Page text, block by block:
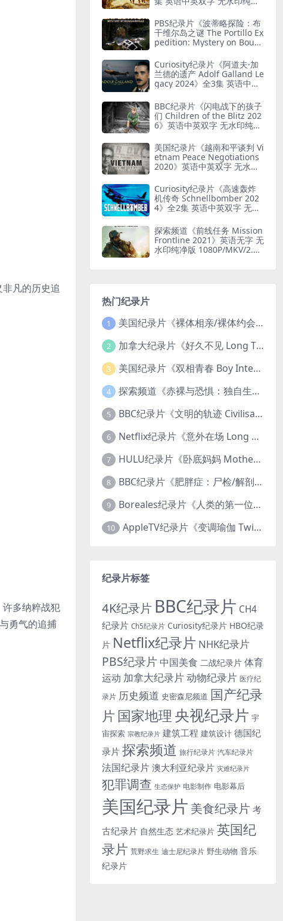
凡的历史追
多纳粹战犯
勇气的追捕
人机
PBS纪录片《波蒂略探险：布
干维尔岛之谜 The Portillo Ex
pedition: Mystery on Boug
中英双字 无水印纯净版 1080
P/MKV/5.18G 山本五十六死
因
Curiosity纪录片《阿道夫·加
兰德的遗产 Adolf Galland Le
gacy 2024》全3集 英语中英
KV/5.14G 王牌飞行员
BBC纪录片《闪电战下的孩子
们 Children of the Blitz 202
6》英语中英双字 无水印纯净
的儿童
美国纪录片《越南和平谈判 Vi
etnam Peace Negotiations
2020》英语中英双字 无水印
南和平协议
Curiosity纪录片《高速轰炸
机传奇 Schnellbomber 202
4》全2集 英语中英双字 无水
闪电轰炸机
探索频道《前线任务 Mission
Frontline 2021》英语无字 无
水印纯净版 1080P/MKV/2.51
热门纪录片
1 美国纪录片《裸体相亲/裸体约会 Dating Naked 2014-2016》第1-3季全33集 英语中英双字 无水印纯净版 1080P/MKV/85.6G 裸体相亲真人秀
2 加拿大纪录片《好久不见 Long Time Comin 1993》英语中英双字 官方纯净版 1080P/MKV/1G 女同性艺术家
3 美国纪录片《双相青春 Boy Interrupted 2009》英语中英双字 官方纯净版 1080P/MKV/1.43G 青少年躁郁症
4 探索频道《赤裸与恐惧：独自生存/赤裸荒野求生 Naked and Afraid: Solo 2023》第一季全8集 英语中英双字 官方纯净版 高码1080P/MKV/45.4G
5 BBC纪录片《文明的轨迹 Civilisations 1969》全13集 英语中英双字 高清收藏版 1080P/MKV/64.1G 西方艺术史话
6 Netflix纪录片《意外在场 Long Shot 2017》英语中字 720P/NKV/1.06GB 美国谋杀误判案件
7 HULU纪录片《卧底妈妈 Mother Undercover 2023》全4集 英语中英双字 官方纯净版 1080P/MKV/7.6G 拯救孩子
8 BBC纪录片《肥胖症：尸检/解剖肥胖 Obesity: The Post Mortem 2016》英语中英双字 无水印纯净版 1080P/MKV/1.03G
9 Boreales纪录片《人类的第一位动物朋友：人类和狗的神奇故事 Man’s First Friend 2018》英语中英双字 1080P/MP4/1.8G 狗的神奇故事
10 AppleTV纪录片《变调瑜伽 Twisted Yoga 2026》全3集 英语中英双字 无水印纯净版 1080P/MKV/10G 瑜伽大师背后的真相
纪录片标签
4K纪录片 BBC纪录片 CH4
纪录片 Ch5纪录片 Curiosity纪录片 HBO纪录
片 Netflix纪录片 NHK纪录片
PBS纪录片 中国美食 二战纪录片 体育
运动 加拿大纪录片动物纪录片 医疗纪
录片 历史频道 史密森尼频道 国产纪录
片 国家地理 央视纪录片 宇
宙探索 宗教纪录片 建筑工程 建筑设计 德国纪
录片 探索频道 旅行纪录片 汽车纪录片
法国纪录片 澳大利亚纪录片 灾难纪录片
犯罪调查 生态保护 电影制作 电影幕后
美国纪录片 美食纪录片考
古纪录片 自然生态 艺术纪录片 英国纪
录片 荒野求生 迪士尼纪录片 野生动物 音乐
纪录片